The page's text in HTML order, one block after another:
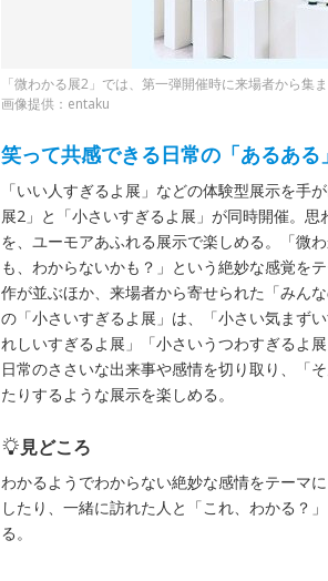
「微わかる展2」では、第一弾開催時に来場者から
画像提供：entaku
笑って共感できる日常の「あるあ
「いい人すぎるよ展」などの体験型展示を手
展2」と「小さいすぎるよ展」が同時開催。
を、ユーモアあふれる展示で楽しめる。「微
も、わからないかも？」という絶妙な感覚を
作が並ぶほか、来場者から寄せられた「みん
の「小さいすぎるよ展」は、「小さい気まず
れしいすぎるよ展」「小さいうつわすぎるよ
日常のささいな出来事や感情を切り取り、「
たりするような展示を楽しめる。
見どころ
わかるようでわからない絶妙な感情をテーマ
したり、一緒に訪れた人と「これ、わかる？
る。